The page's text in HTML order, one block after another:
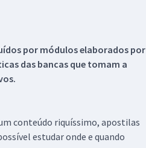
por módulos elaborados por
das bancas que tomam a
conteúdo riquíssimo, apostilas
estudar onde e quando